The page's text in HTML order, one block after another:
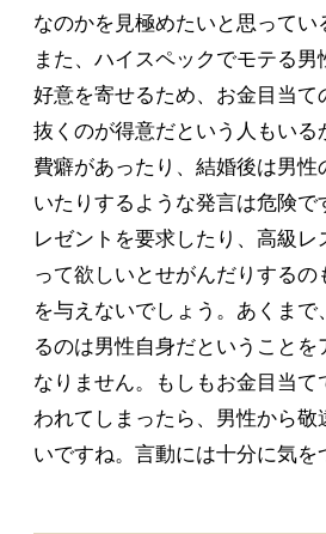
なのかを見極めたいと思ってい
また、ハイスペックでモテる
好意を寄せるため、お金目当て
抜くのが得意だという人もいる
費癖があったり、結婚後は男性
いたりするような発言は危険
レゼントを要求したり、高級
って欲しいとせがんだりするの
を与えないでしょう。あくまで
るのは男性自身だということを
なりません。もしもお金目当て
われてしまったら、男性から敬
いですね。言動には十分に気を